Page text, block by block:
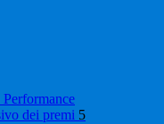
dei premi 5